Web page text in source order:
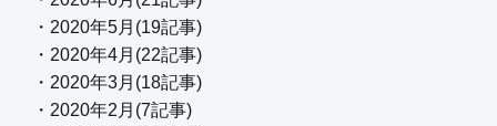
・2020年5月(19記事)
・2020年4月(22記事)
・2020年3月(18記事)
・2020年2月(7記事)